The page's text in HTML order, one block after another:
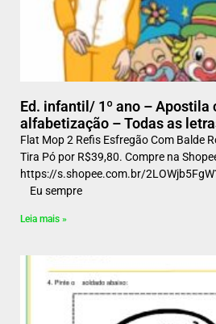
Ed. infantil/ 1º ano – Apostila
alfabetização – Todas as
Flat Mop 2 Refis Esfregão Com Balde
Tira Pó por R$39,80. Compre na
https://s.shopee.com.br/
Eu sempre
Leia mais »